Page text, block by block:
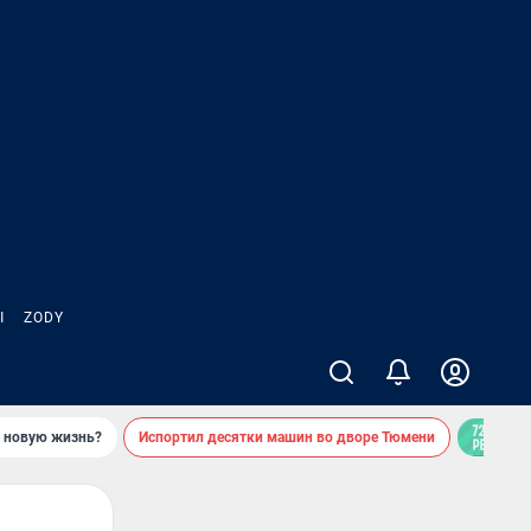
ZODY
новую жизнь? Испортил десятки машин во дворе Тюмени